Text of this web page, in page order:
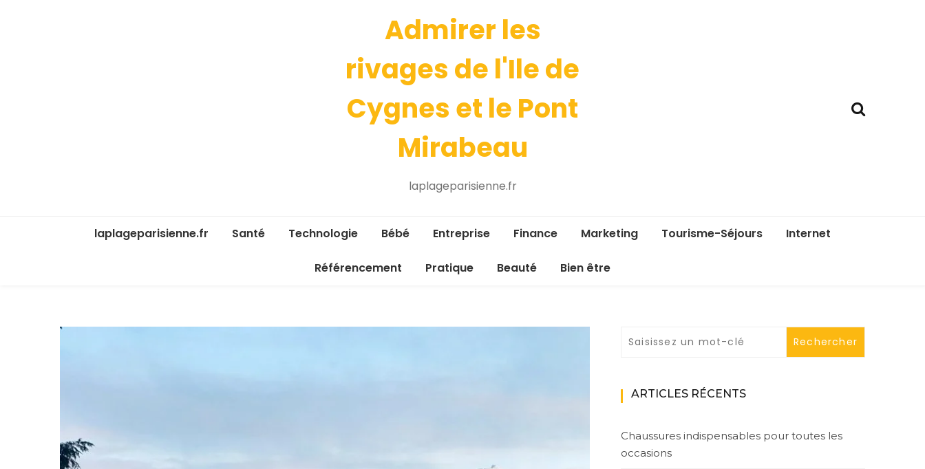
Admirer les
rivages de l'Ile de
Cygnes et le Pont
Mirabeau
laplageparisienne.fr
laplageparisienne.fr Santé Technologie Bébé Entreprise Finance Marketing Tourisme-Séjours Internet
Référencement Pratique Beauté Bien être
ARTICLES RÉCENTS
Chaussures indispensables pour toutes les
occasions